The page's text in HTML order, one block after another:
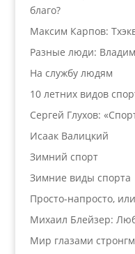
благо?
Максим Карпов:
Разные люди:
На службу людям
10 летних видов
Сергей Глухов:
Исаак Валицкий
Зимний спорт
Зимние виды спорта
Просто-напросто,
Михаил Блейзер:
Мир глазами